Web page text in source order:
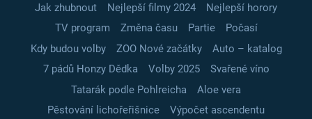
Jak zhubnout Nejlepší filmy 2024
Nejlepší horory
TV program
Změna času Partie
Počasí
Kdy budou volby
ZOO Nové začátky
Auto – katalog
7 pádů Honzy Dědka
Volby 2025
Svařené víno
Tatarák podle Pohlreicha
Aloe vera
Pěstování lichořeřišnice
Výpočet ascendentu